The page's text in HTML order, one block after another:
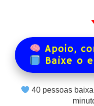
Apoio,
Baixe o
40pessoas